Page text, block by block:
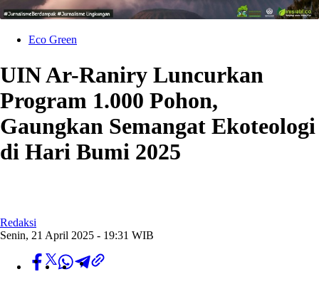
Eco Green
UIN Ar-Raniry Luncurkan
Program 1.000 Pohon,
Gaungkan Semangat Ekoteologi
di Hari Bumi 2025
Redaksi
Senin, 21 April 2025 - 19:31 WIB